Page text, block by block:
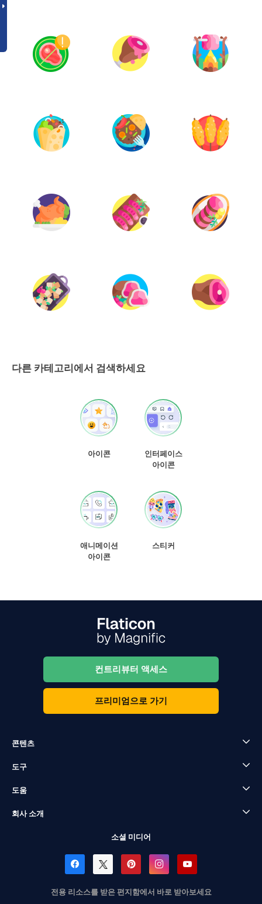
다른 카테고리에서 검색하세요
아이콘
인터페이스
아이콘
애니메이션
아이콘
스티커
컨트리뷰터 액세스
프리미엄으로 가기
콘텐츠
도구
도움
회사 소개
소셜 미디어
전용 리소스를 받은 편지함에서 바로 받아보세요